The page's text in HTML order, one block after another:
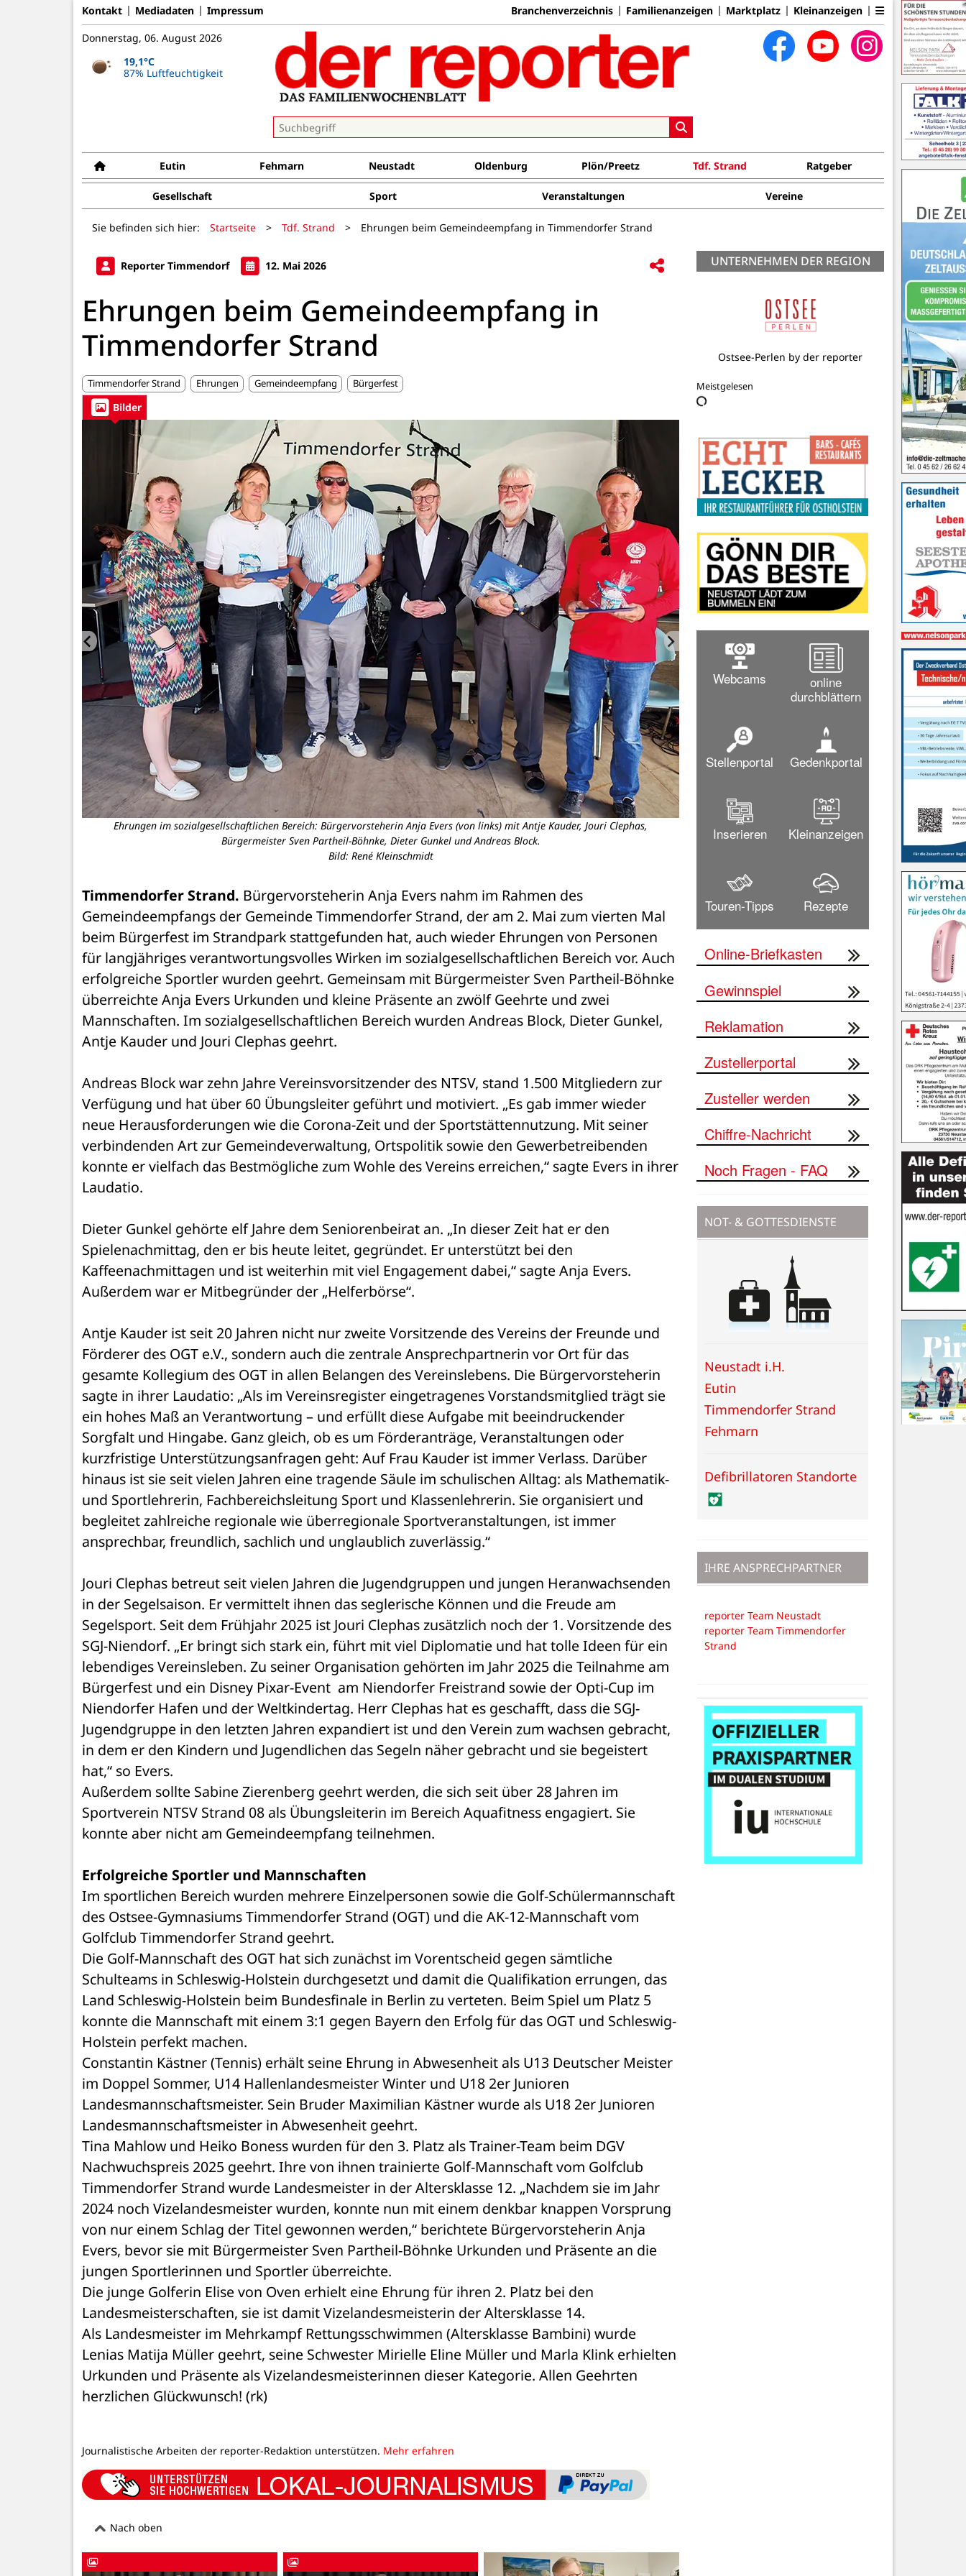
Kontakt Mediadaten Impressum Branchenverzeichnis Familienanzeigen Marktplatz Kleinanzeigen
Donnerstag, 06. August 2026
19,1°C
87% Luftfeuchtigkeit
Eutin Fehmarn Neustadt Oldenburg Plön/Preetz Tdf. Strand Ratgeber
Gesellschaft Sport Veranstaltungen Vereine
Sie befinden sich hier: Startseite > Tdf. Strand > Ehrungen beim Gemeindeempfang in Timmendorfer Strand
Reporter Timmendorf 12. Mai 2026
Ehrungen beim Gemeindeempfang in
Timmendorfer Strand
Timmendorfer Strand Ehrungen Gemeindeempfang Bürgerfest
Bilder
Ehrungen im sozialgesellschaftlichen Bereich: Bürgervorsteherin Anja Evers (von links) mit Antje Kauder, Jouri Clephas,
Bürgermeister Sven Partheil-Böhnke, Dieter Gunkel und Andreas Block.
Bild: René Kleinschmidt
Die geehrte AK-12-Mannschaft des Golfclubs mit ihrem
Vertreter der Golf-
Bild:
Timmendorfer Strand. Bürgervorsteherin Anja Evers nahm im Rahmen des
Gemeindeempfangs der Gemeinde Timmendorfer Strand, der am 2. Mai zum vierten Mal
beim Bürgerfest im Strandpark stattgefunden hat, auch wieder Ehrungen von Personen
für langjähriges verantwortungsvolles Wirken im sozialgesellschaftlichen Bereich vor. Auch
erfolgreiche Sportler wurden geehrt. Gemeinsam mit Bürgermeister Sven Partheil-Böhnke
überreichte Anja Evers Urkunden und kleine Präsente an zwölf Geehrte und zwei
Mannschaften. Im sozialgesellschaftlichen Bereich wurden Andreas Block, Dieter Gunkel,
Antje Kauder und Jouri Clephas geehrt.
Andreas Block war zehn Jahre Vereinsvorsitzender des NTSV, stand 1.500 Mitgliedern zur
Verfügung und hat über 60 Übungsleiter geführt und motiviert. „Es gab immer wieder
neue Herausforderungen wie die Corona-Zeit und der Sportstättennutzung. Mit seiner
verbindenden Art zur Gemeindeverwaltung, Ortspolitik sowie den Gewerbetreibenden
konnte er vielfach das Bestmögliche zum Wohle des Vereins erreichen,“ sagte Evers in ihrer
Laudatio.
Dieter Gunkel gehörte elf Jahre dem Seniorenbeirat an. „In dieser Zeit hat er den
Spielenachmittag, den er bis heute leitet, gegründet. Er unterstützt bei den
Kaffeenachmittagen und ist weiterhin mit viel Engagement dabei,“ sagte Anja Evers.
Außerdem war er Mitbegründer der „Helferbörse“.
Antje Kauder ist seit 20 Jahren nicht nur zweite Vorsitzende des Vereins der Freunde und
Förderer des OGT e.V., sondern auch die zentrale Ansprechpartnerin vor Ort für das
gesamte Kollegium des OGT in allen Belangen des Vereinslebens. Die Bürgervorsteherin
sagte in ihrer Laudatio: „Als im Vereinsregister eingetragenes Vorstandsmitglied trägt sie
ein hohes Maß an Verantwortung – und erfüllt diese Aufgabe mit beeindruckender
Sorgfalt und Hingabe. Ganz gleich, ob es um Förderanträge, Veranstaltungen oder
kurzfristige Unterstützungsanfragen geht: Auf Frau Kauder ist immer Verlass. Darüber
hinaus ist sie seit vielen Jahren eine tragende Säule im schulischen Alltag: als Mathematik-
und Sportlehrerin, Fachbereichsleitung Sport und Klassenlehrerin. Sie organisiert und
begleitet zahlreiche regionale wie überregionale Sportveranstaltungen, ist immer
ansprechbar, freundlich, sachlich und unglaublich zuverlässig.“
Jouri Clephas betreut seit vielen Jahren die Jugendgruppen und jungen Heranwachsenden
in der Segelsaison. Er vermittelt ihnen das seglerische Können und die Freude am
Segelsport. Seit dem Frühjahr 2025 ist Jouri Clephas zusätzlich noch der 1. Vorsitzende des
SGJ-Niendorf. „Er bringt sich stark ein, führt mit viel Diplomatie und hat tolle Ideen für ein
lebendiges Vereinsleben. Zu seiner Organisation gehörten im Jahr 2025 die Teilnahme am
Bürgerfest und ein Disney Pixar-Event  am Niendorfer Freistrand sowie der Opti-Cup im
Niendorfer Hafen und der Weltkindertag. Herr Clephas hat es geschafft, dass die SGJ-
Jugendgruppe in den letzten Jahren expandiert ist und den Verein zum wachsen gebracht,
in dem er den Kindern und Jugendlichen das Segeln näher gebracht und sie begeistert
hat,“ so Evers.
Außerdem sollte Sabine Zierenberg geehrt werden, die sich seit über 28 Jahren im
Sportverein NTSV Strand 08 als Übungsleiterin im Bereich Aquafitness engagiert. Sie
konnte aber nicht am Gemeindeempfang teilnehmen.
Erfolgreiche Sportler und Mannschaften
Im sportlichen Bereich wurden mehrere Einzelpersonen sowie die Golf-Schülermannschaft
des Ostsee-Gymnasiums Timmendorfer Strand (OGT) und die AK-12-Mannschaft vom
Golfclub Timmendorfer Strand geehrt.
Die Golf-Mannschaft des OGT hat sich zunächst im Vorentscheid gegen sämtliche
Schulteams in Schleswig-Holstein durchgesetzt und damit die Qualifikation errungen, das
Land Schleswig-Holstein beim Bundesfinale in Berlin zu verteten. Beim Spiel um Platz 5
konnte die Mannschaft mit einem 3:1 gegen Bayern den Erfolg für das OGT und Schleswig-
Holstein perfekt machen.
Constantin Kästner (Tennis) erhält seine Ehrung in Abwesenheit als U13 Deutscher Meister
im Doppel Sommer, U14 Hallenlandesmeister Winter und U18 2er Junioren
Landesmannschaftsmeister. Sein Bruder Maximilian Kästner wurde als U18 2er Junioren
Landesmannschaftsmeister in Abwesenheit geehrt.
Tina Mahlow und Heiko Boness wurden für den 3. Platz als Trainer-Team beim DGV
Nachwuchs­preis 2025 geehrt. Ihre von ihnen trainierte Golf-Mannschaft vom Golfclub
Timmendorfer Strand wurde Landesmeister in der Altersklasse 12. „Nachdem sie im Jahr
2024 noch Vizelandesmeister wurden, konnte nun mit einem denkbar knappen Vorsprung
von nur einem Schlag der Titel gewonnen werden,“ berichtete Bürgervorsteherin Anja
Evers, bevor sie mit Bürgermeister Sven Partheil-Böhnke Urkunden und Präsente an die
jungen Sportlerinnen und Sportler überreichte.
Die junge Golferin Elise von Oven erhielt eine Ehrung für ihren 2. Platz bei den
Landesmeisterschaften, sie ist damit Vizelandesmeisterin der Altersklasse 14.
Als Landesmeister im Mehrkampf Rettungsschwimmen (Altersklasse Bambini) wurde
Lenias Matija Müller geehrt, seine Schwester Mirielle Eline Müller und Marla Klink erhielten
Urkunden und Präsente als Vizelandesmeisterinnen dieser Kategorie. Allen Geehrten
herzlichen Glückwunsch! (rk)
Journalistische Arbeiten der reporter-Redaktion unterstützen. Mehr erfahren
Nach oben
UNTERNEHMEN DER REGION
Tourist-Info Sierksdorf
Meistgelesen
Webcams
online
durchblättern
Stellenportal Gedenkportal
Inserieren Kleinanzeigen
Touren-Tipps Rezepte
Online-Briefkasten
Gewinnspiel
Reklamation
Zustellerportal
Zusteller werden
Chiffre-Nachricht
Noch Fragen - FAQ
NOT- & GOTTESDIENSTE
Neustadt i.H.
Eutin
Timmendorfer Strand
Fehmarn
Defibrillatoren Standorte
IHRE ANSPRECHPARTNER
reporter Team Neustadt
reporter Team Timmendorfer
Strand